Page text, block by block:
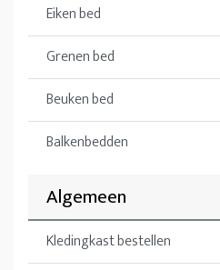
Eiken bed
Grenen bed
Beuken bed
Balkenbedden
Algemeen
Kledingkast bestellen